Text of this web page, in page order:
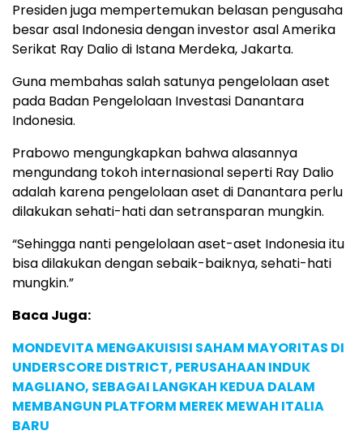
Presiden juga mempertemukan belasan pengusaha
besar asal Indonesia dengan investor asal Amerika
Serikat Ray Dalio di Istana Merdeka, Jakarta.
Guna membahas salah satunya pengelolaan aset
pada Badan Pengelolaan Investasi Danantara
Indonesia.
Prabowo mengungkapkan bahwa alasannya
mengundang tokoh internasional seperti Ray Dalio
adalah karena pengelolaan aset di Danantara perlu
dilakukan sehati-hati dan setransparan mungkin.
“Sehingga nanti pengelolaan aset-aset Indonesia itu
bisa dilakukan dengan sebaik-baiknya, sehati-hati
mungkin.”
Baca Juga:
MONDEVITA MENGAKUISISI SAHAM MAYORITAS DI
UNDERSCORE DISTRICT, PERUSAHAAN INDUK
MAGLIANO, SEBAGAI LANGKAH KEDUA DALAM
MEMBANGUN PLATFORM MEREK MEWAH ITALIA
BARU